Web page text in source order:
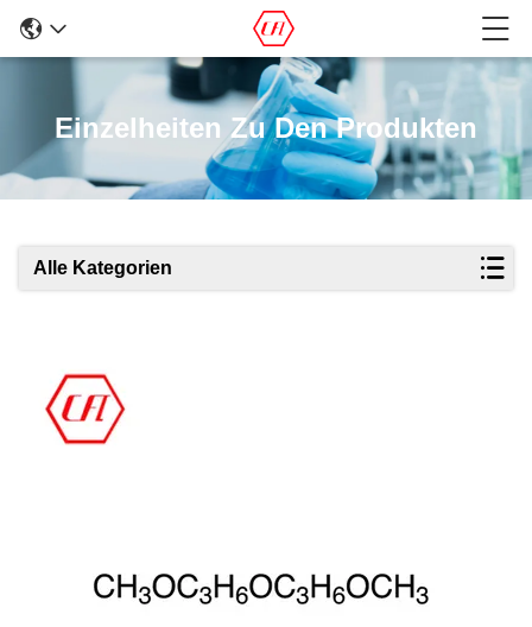
Einzelheiten Zu Den Produkten
Alle Kategorien